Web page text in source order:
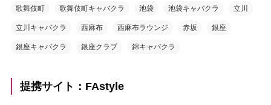
歌舞伎町 歌舞伎町キャバクラ 池袋 池袋キャバクラ 立川
立川キャバクラ 西麻布 西麻布ラウンジ 赤坂 銀座
銀座キャバクラ 銀座クラブ 錦キャバクラ
提携サイト：FAstyle